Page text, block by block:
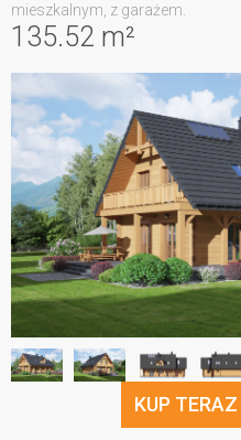
135.52 m²
mieszkalnym, z garażem.
KUP TERAZ